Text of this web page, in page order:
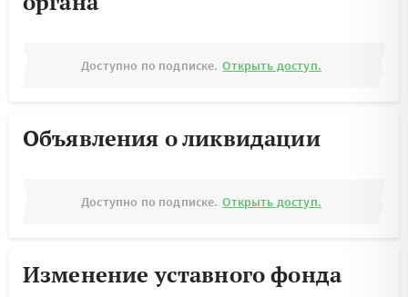
Доступно по подписке. Открыть доступ.
Объявления о ликвидации
Доступно по подписке. Открыть доступ.
Изменение уставного фонда